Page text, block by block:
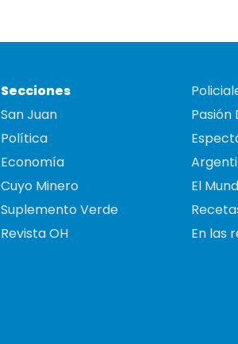
Secciones
San Juan
Política
Economía
Cuyo Minero
Suplemento Verde
Revista OH
El
En las